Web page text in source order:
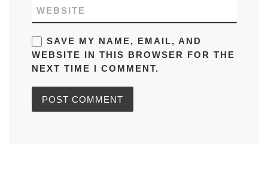
WEBSITE
SAVE MY NAME, EMAIL, AND
WEBSITE IN THIS BROWSER FOR THE
NEXT TIME I COMMENT.